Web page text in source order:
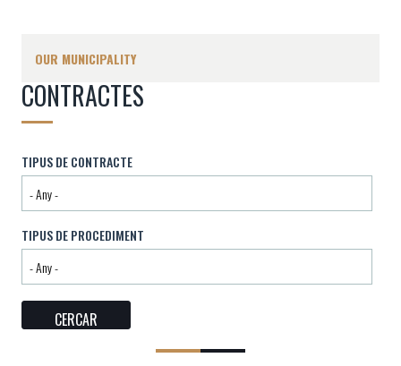
OUR MUNICIPALITY
CONTRACTES
TIPUS DE CONTRACTE
TIPUS DE PROCEDIMENT